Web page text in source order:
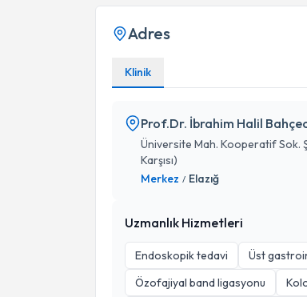
Adres
Klinik
Prof.Dr. İbrahim Halil
Üniversite Mah. Kooperatif Sok.
Karşısı)
Merkez / Elazığ
Uzmanlık Hizmetleri
Endoskopik tedavi Üst
Özofajiyal band ligasyonu